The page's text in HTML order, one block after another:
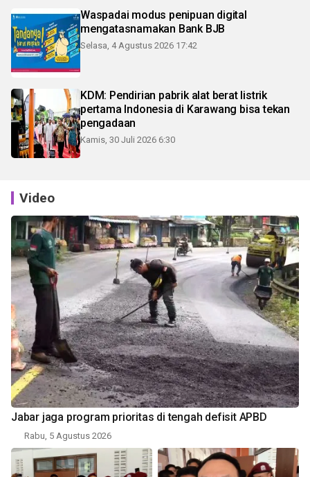
Waspadai modus penipuan digital
mengatasnamakan Bank BJB
Selasa, 4 Agustus 2026 17:42
KDM: Pendirian pabrik alat berat listrik
pertama Indonesia di Karawang bisa tekan
pengadaan
Kamis, 30 Juli 2026 6:30
Video
Jabar jaga program prioritas di tengah defisit APBD
Rabu, 5 Agustus 2026